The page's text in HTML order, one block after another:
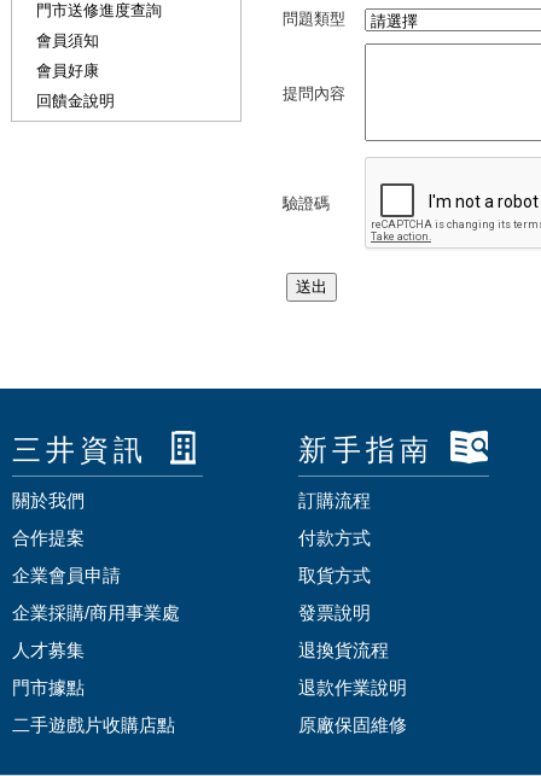
問題類型
提問內容
驗證碼
門市送修進度查詢
會員須知
會員好康
回饋金說明
三井資訊
關於我們
合作提案
企業會員申請
企業採購/商用事業處
人才募集
門市據點
二手遊戲片收購店點
新手指南
訂購流程
付款方式
取貨方式
發票說明
退換貨流程
退款作業說明
原廠保固維修